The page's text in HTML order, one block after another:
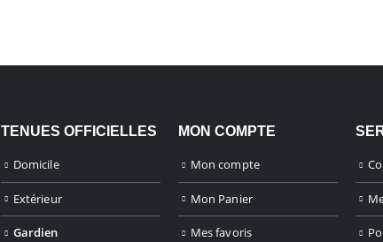
TENUES OFFICIELLES
Domicile
Extérieur
Gardien
MON COMPTE
Mon compte
Mon Panier
Mes favoris